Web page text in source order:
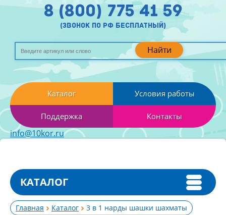
Найти
8 (800) 775 41 59
(звонок по рф бесплатный)
Каталог Условия работы
Поддержка Контакты
info@10kor.ru
КАТАЛОГ
Главная Каталог 3 в 1 нарды шашки шахматы